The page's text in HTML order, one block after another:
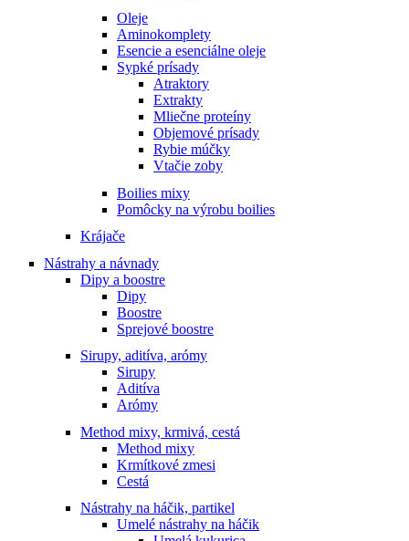
Oleje
Aminokomplety
Esencie a esenciálne oleje
Sypké prísady
Atraktory
Extrakty
Mliečne proteíny
Objemové prísady
Rybie múčky
Vtačie zoby
Boilies mixy
Pomôcky na výrobu boilies
Krájače
Nástrahy a návnady
Dipy a boostre
Dipy
Boostre
Sprejové boostre
Sirupy, aditíva, arómy
Sirupy
Aditíva
Arómy
Method mixy, krmivá, cestá
Method mixy
Krmítkové zmesi
Cestá
Nástrahy na háčik, partikel
Umelé nástrahy na háčik